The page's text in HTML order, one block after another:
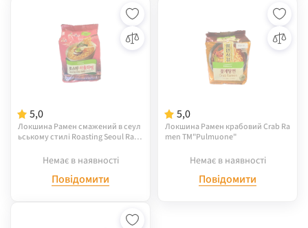
5,0
Локшина Рамен смажений в сеул
ьському стилі Roasting Seoul Ram
Немає в наявності
Повідомити
5,0
Локшина Рамен крабовий Crab Ra
men TM"Pulmuone"
Немає в наявності
Повідомити